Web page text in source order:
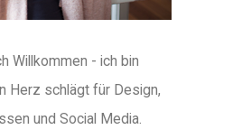
Willkommen - ich bin
Herz schlägt für Design,
und Social Media.